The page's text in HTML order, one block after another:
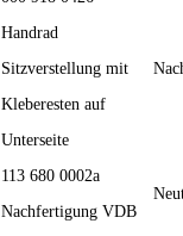
Handrad
Sitzverstellung mit
Kleberesten auf
Unterseite
113 680 0002a
Nachfertigung VDB